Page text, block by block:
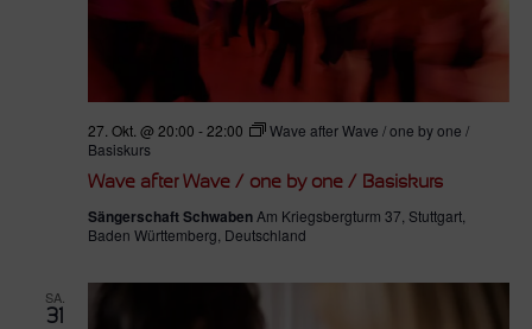
27. Okt. @ 20:00 -22:00
Wave after Wave / one by one /
Basiskurs
Wave after Wave / one by one / Basiskurs
Sängerschaft Schwaben Am Kriegsbergturm 37, Stuttgart,
Baden Württemberg, Deutschland
SA.
31